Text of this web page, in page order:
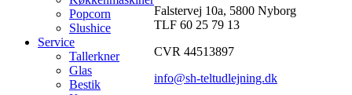
Popcorn
Slushice
Service
Tallerkner
Glas
Bestik
Falstervej 10a, 5800 Nyborg
TLF 60 25 79 13
CVR 44513897
info@sh-teltudlejning.dk